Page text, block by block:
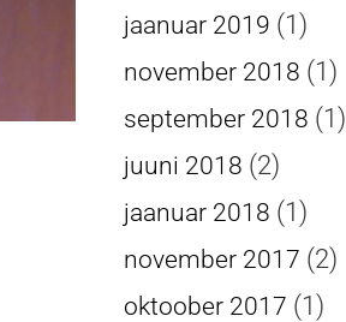
jaanuar 2019 (1)
november 2018 (1)
september 2018 (1)
juuni 2018 (2)
jaanuar 2018 (1)
november 2017 (2)
oktoober 2017 (1)